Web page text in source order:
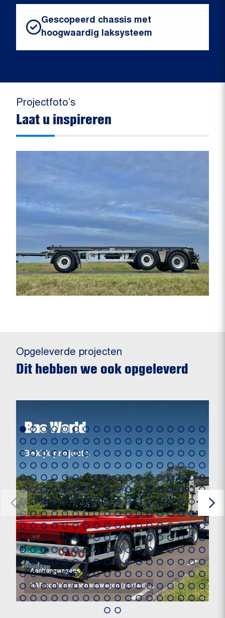
Gescopeerd chassis met
hoogwaardig laksysteem
Projectfoto’s
Laat u inspireren
Opgeleverde projecten
Dit hebben we ook opgeleverd
Aanhangwagens
RAF containeraanhangwagen (portaal)
Bas World
Bekijk project